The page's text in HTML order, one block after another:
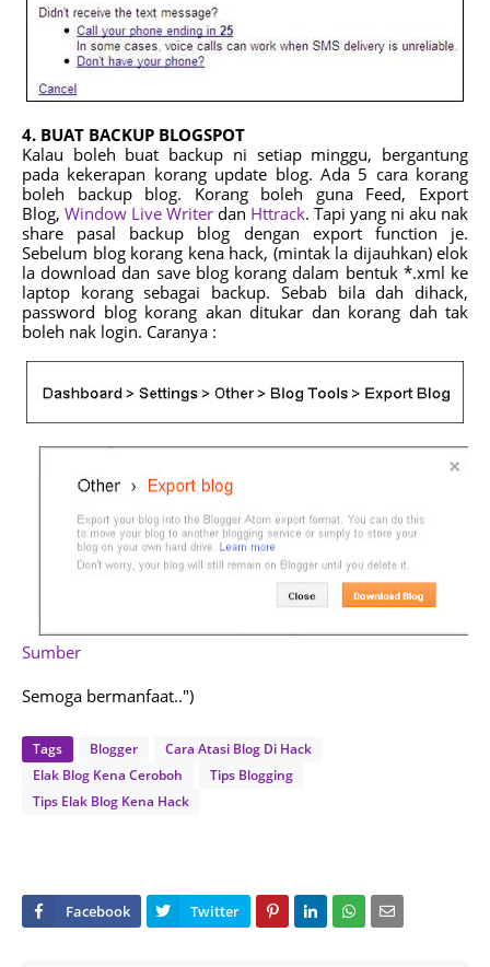
4. BUAT BACKUP BLOGSPOT
Kalau boleh buat backup ni setiap minggu, bergantung
pada kekerapan korang update blog. Ada 5 cara korang
boleh backup blog. Korang boleh guna Feed, Export
Blog, Window Live Writer dan Httrack. Tapi yang ni aku nak
share pasal backup blog dengan export function je.
Sebelum blog korang kena hack, (mintak la dijauhkan) elok
la download dan save blog korang dalam bentuk *.xml ke
laptop korang sebagai backup. Sebab bila dah dihack,
password blog korang akan ditukar dan korang dah tak
boleh nak login. Caranya :
Sumber
Semoga bermanfaat..")
Tags Blogger
Cara Atasi Blog Di Hack
Elak Blog Kena Ceroboh
Tips Blogging
Tips Elak Blog Kena Hack